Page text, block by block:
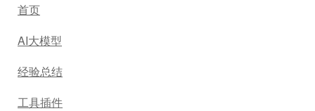
首页
AI大模型
经验总结
工具插件